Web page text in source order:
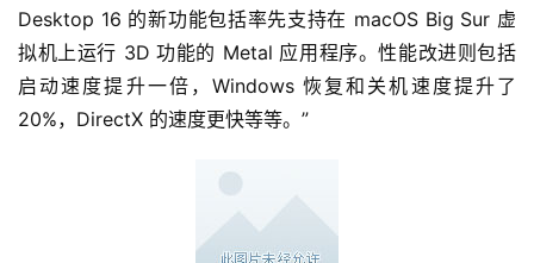
Desktop 16 的新功能包括率先支持在 macOS Big Sur 虚
拟机上运行 3D 功能的 Metal 应用程序。性能改进则包括
启动速度提升一倍，Windows 恢复和关机速度提升了
20%，DirectX 的速度更快等等。”